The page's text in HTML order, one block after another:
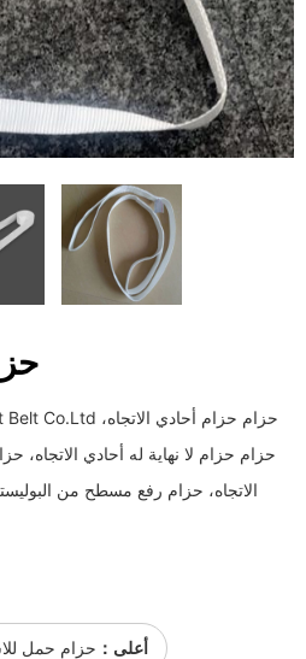
حزام حزام لا نهاية له أحادي الاتجاه،
الاتجاه، حزام رفع مسطح من
أعلى： حزام حمل